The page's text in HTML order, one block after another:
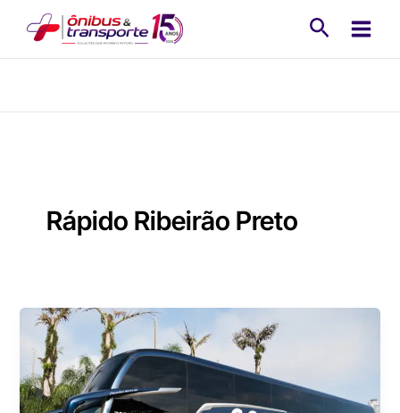
Rápido Ribeirão Preto